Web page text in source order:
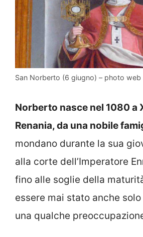
San Norberto (6 giugno) – photo web
Norberto nasce nel 1080 a
Renania, da una nobile
mondano durante la sua
alla corte dell’Imperatore
fino alle soglie della
essere mai stato anche
una qualche